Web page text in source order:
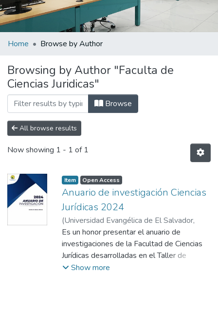
Home Browse by Author
Browsing by Author "Faculta de
Ciencias Juridicas"
Browse
All browse results
Now showing 1 - 1 of 1
Item Open Access
Anuario de investigación Ciencias
Jurídicas 2024
(Universidad Evangélica de El Salvador,
2024 )Faculta de Ciencias Juridicas
Es un honor presentar el anuario de
investigaciones de la Facultad de Ciencias
Jurídicas desarrolladas en el Taller de
Investigación y en Investigación de Cátedra,
Show more